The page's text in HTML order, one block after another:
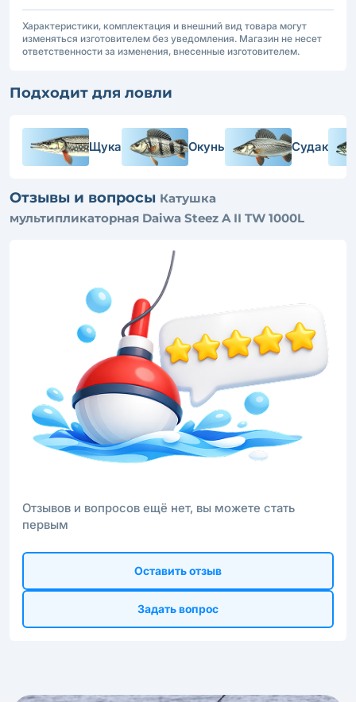
Характеристики, комплектация и внешний вид товара могут
изменяться изготовителем без уведомления. Магазин не несет
ответственности за изменения, внесенные изготовителем.
Подходит для ловли
Щука Окунь Судак
Отзывы и вопросы Катушка
мультипликаторная Daiwa Steez A II TW 1000L
Отзывов и вопросов ещё нет, вы можете стать
первым
Оставить отзыв
Задать вопрос